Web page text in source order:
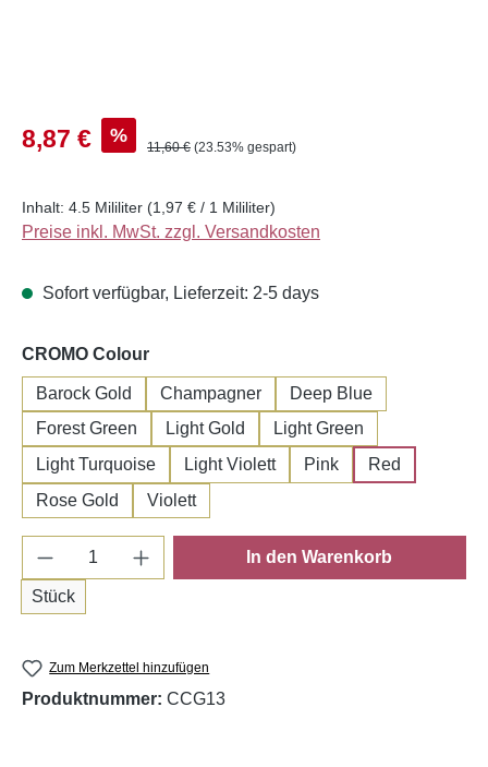
Verkaufspreis:
8,87 € % Regulärer Preis:
11,60 € (23.53% gespart)
Inhalt: 4.5 Mililiter (1,97 € / 1 Mililiter)
Preise inkl. MwSt. zzgl. Versandkosten
Sofort verfügbar, Lieferzeit: 2-5 days
CROMO Colourauswählen
Barock Gold Champagner
Deep Blue
Forest Green
Light Gold
Light Green
Light Turquoise
Light Violett Pink
Red
Rose Gold
Violett
Produkt Anzahl: Gib den gewünschten
Stück
In den Warenkorb
Zum Merkzettel hinzufügen
Produktnummer: CCG13